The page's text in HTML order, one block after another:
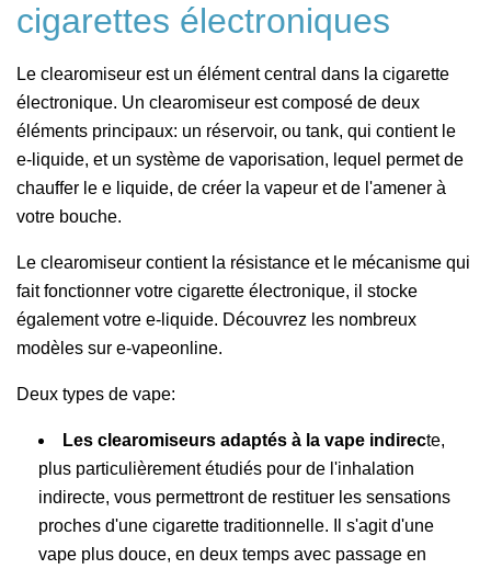
cigarettes électroniques
Le clearomiseur est un élément central dans la cigarette
électronique. Un clearomiseur est composé de deux
éléments principaux: un réservoir, ou tank, qui contient le
e-liquide, et un système de vaporisation, lequel permet de
chauffer le e liquide, de créer la vapeur et de l'amener à
votre bouche.
Le clearomiseur contient la résistance et le mécanisme qui
fait fonctionner votre cigarette électronique, il stocke
également votre e-liquide. Découvrez les nombreux
modèles sur e-vapeonline.
Deux types de vape:
Les clearomiseurs adaptés à la vape indirecte,
plus particulièrement étudiés pour de l'inhalation
indirecte, vous permettront de restituer les sensations
proches d'une cigarette traditionnelle. Il s'agit d'une
vape plus douce, en deux temps avec passage en